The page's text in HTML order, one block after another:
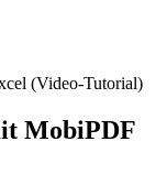
(Video-Tutorial)
MobiPDF